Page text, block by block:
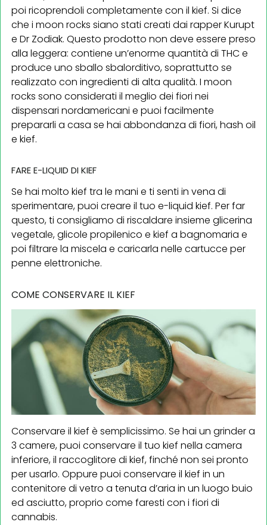
poi ricoprendoli completamente con il kief. Si dice
che i moon rocks siano stati creati dai rapper Kurupt
e Dr Zodiak. Questo prodotto non deve essere preso
alla leggera: contiene un’enorme quantità di THC e
produce uno sballo sbalorditivo, soprattutto se
realizzato con ingredienti di alta qualità. I moon
rocks sono considerati il meglio dei fiori nei
dispensari nordamericani e puoi facilmente
prepararli a casa se hai abbondanza di fiori, hash oil
e kief.
FARE E-LIQUID DI KIEF
Se hai molto kief tra le mani e ti senti in vena di
sperimentare, puoi creare il tuo e-liquid kief. Per far
questo, ti consigliamo di riscaldare insieme glicerina
vegetale, glicole propilenico e kief a bagnomaria e
poi filtrare la miscela e caricarla nelle cartucce per
penne elettroniche.
COME CONSERVARE IL KIEF
Conservare il kief è semplicissimo. Se hai un grinder a
3 camere, puoi conservare il tuo kief nella camera
inferiore, il raccoglitore di kief, finché non sei pronto
per usarlo. Oppure puoi conservare il kief in un
contenitore di vetro a tenuta d’aria in un luogo buio
ed asciutto, proprio come faresti con i fiori di
cannabis.